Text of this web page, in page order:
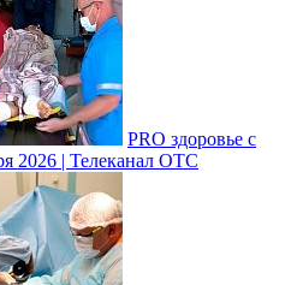
PRO здоровье с
2026 | Телеканал ОТС